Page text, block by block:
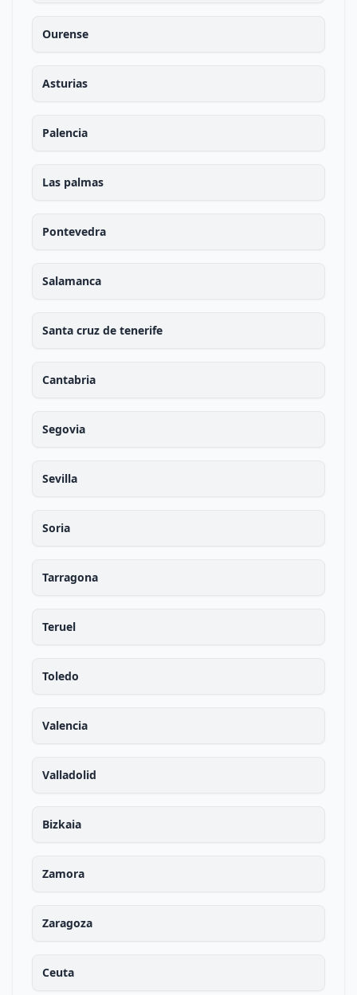
Ourense
Asturias
Palencia
Las palmas
Pontevedra
Salamanca
Santa cruz de tenerife
Cantabria
Segovia
Sevilla
Soria
Tarragona
Teruel
Toledo
Valencia
Valladolid
Bizkaia
Zamora
Zaragoza
Ceuta